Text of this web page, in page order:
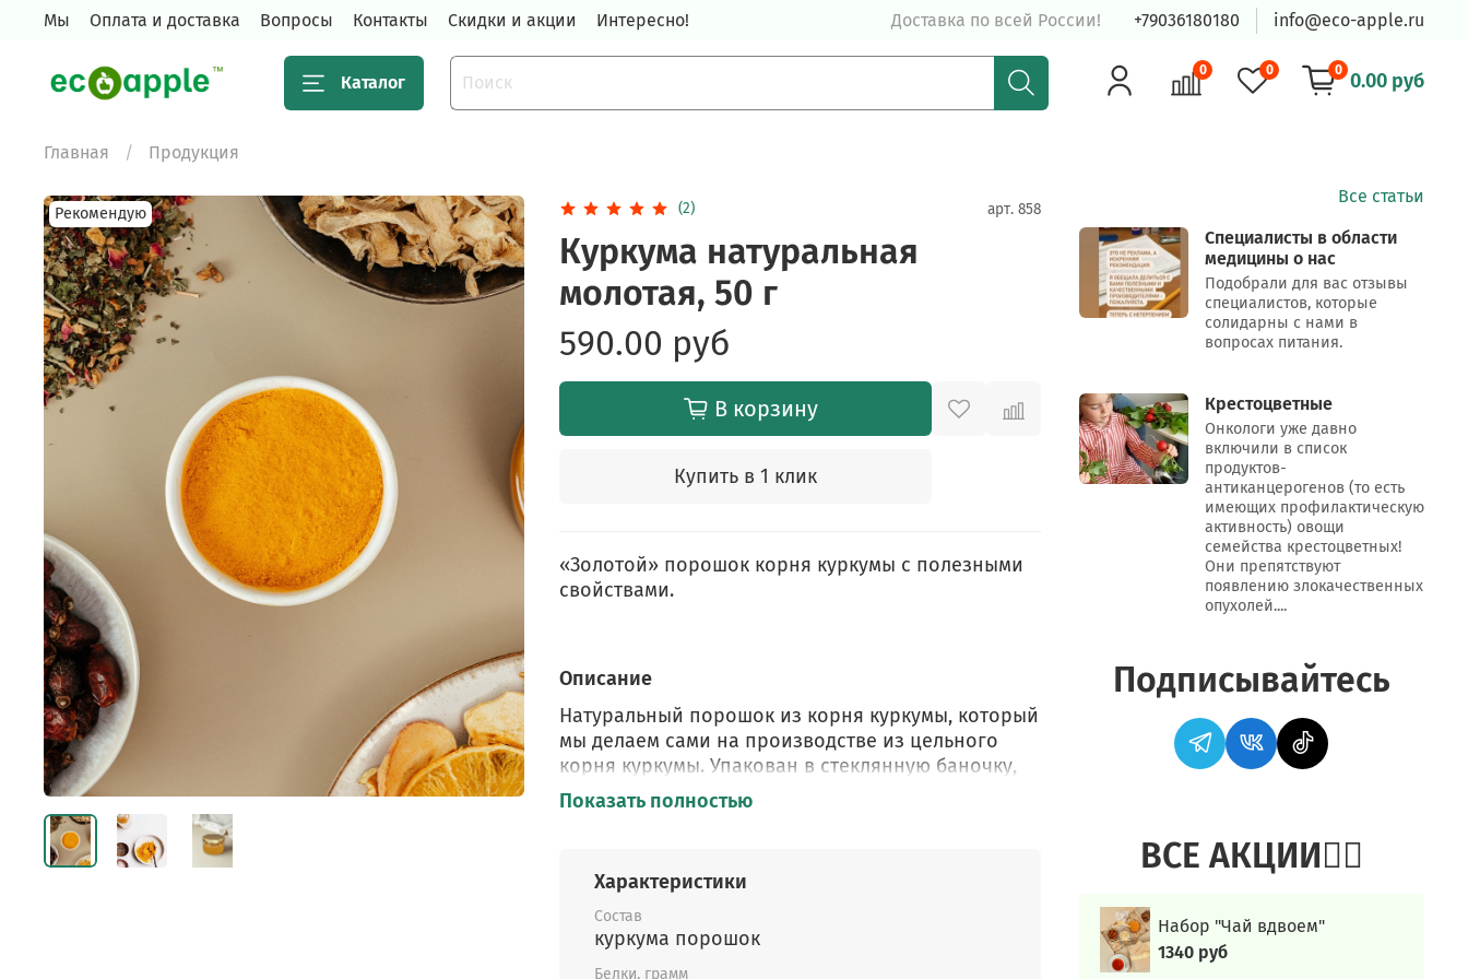
Мы Оплата и доставка Вопросы Контакты Скидки и акции Интересно! Доставка по всей России! +79036180180 info@eco-apple.ru
Каталог
0 0 0 0.00 руб
Главная Продукция
Рекомендую (2) арт. 858
Куркума натуральная
молотая, 50 г
590.00 руб
В корзину
Купить в 1 клик
«Золотой» порошок корня куркумы с полезными
свойствами.
Описание
Натуральный порошок из корня куркумы, который
мы делаем сами на производстве из цельного
корня куркумы. Упакован в стеклянную баночку,
что позволяет сохранить свежесть и аромат на
антимикробными, антиоксидантными,
противовирусными, антибактериальными,
противогрибковыми и противоопухолевыми
Показать полностью
Характеристики
Состав
куркума порошок
Белки, грамм
Все статьи
Специалисты в области
медицины о нас
Подобрали для вас отзывы
специалистов, которые
солидарны с нами в
вопросах питания.
Крестоцветные
Онкологи уже давно
включили в список
продуктов-
антиканцерогенов (то есть
имеющих профилактическую
активность) овощи
семейства крестоцветных!
Они препятствуют
появлению злокачественных
опухолей....
Подписывайтесь
ВСЕ АКЦИИ👍🏻
Набор "Чай вдвоем"
1340 руб